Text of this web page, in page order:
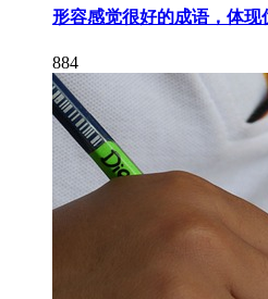
形容感觉很好的成语，体现
884